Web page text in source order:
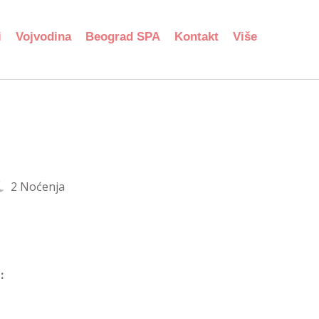
Vojvodina Beograd SPA Kontakt Više
2 Noćenja